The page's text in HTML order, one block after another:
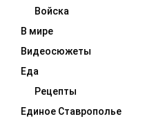
Войска
В мире
Видеосюжеты
Еда
Рецепты
Единое Ставрополье